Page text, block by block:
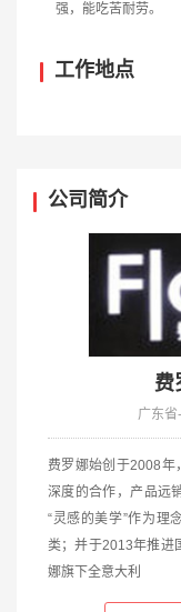
强，能吃苦耐劳。
工作地点
公司简介
费
广东省
费罗娜始创于2008年
深度的合作，产品远
“灵感的美学”作为理
类；并于2013年推进
娜旗下全意大利